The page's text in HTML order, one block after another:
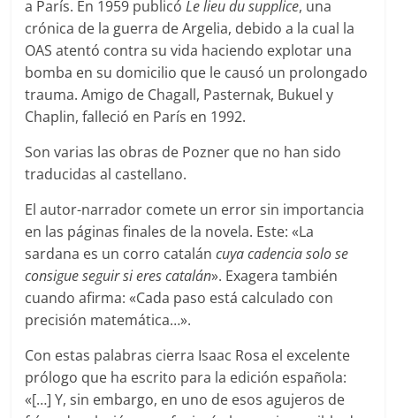
a París. En 1959 publicóLelieu du supplice, una
crónica de la guerra de Argelia, debido a la cual la
OAS atentó contra su vida haciendo explotar una
bomba en su domicilio que le causó un prolongado
trauma. Amigo de Chagall, Pasternak, Bukuel y
Chaplin, falleció en París en 1992.
Son varias las obras de Pozner que no han sido
traducidas al castellano.
El autor-narrador comete un error sin importancia
en las páginas finales de la novela. Este: «La
sardana es un corro catalán cuya cadencia solo se
consigue seguir si eres catalán». Exagera también
cuando afirma: «Cada paso está calculado con
precisión matemática…».
Con estas palabras cierra Isaac Rosa el excelente
prólogo que ha escrito para la edición española:
«[…] Y, sin embargo, en uno de esos agujeros de